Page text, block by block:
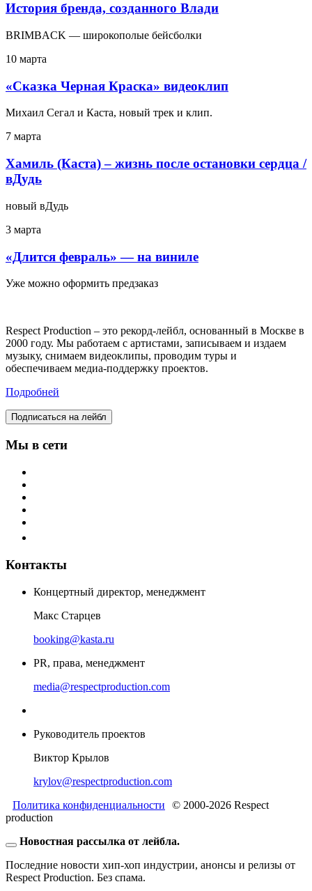
История бренда, созданного Влади
BRIMBACK — широкополые бейсболки
10 марта
«Сказка Черная Краска» видеоклип
Михаил Сегал и Каста, новый трек и клип.
7 марта
Хамиль (Каста) – жизнь после остановки сердца /
вДудь
новый вДудь
3 марта
«Длится февраль» — на виниле
Уже можно оформить предзаказ
Respect Production – это рекорд-лейбл, основанный в Москве в
2000 году. Мы работаем с артистами, записываем и издаем
музыку, снимаем видеоклипы, проводим туры и
обеспечиваем медиа-поддержку проектов.
Подробней
Подписаться на лейбл
Мы в сети
Контакты
Концертный директор, менеджмент
Макс Старцев
booking@kasta.ru
PR, права, менеджмент
media@respectproduction.com
Руководитель проектов
Виктор Крылов
krylov@respectproduction.com
Политика конфиденциальности
© 2000-2026 Respect
production
Новостная рассылка от лейбла.
Последние новости хип-хоп индустрии, анонсы и релизы от
Respect Production. Без спама.